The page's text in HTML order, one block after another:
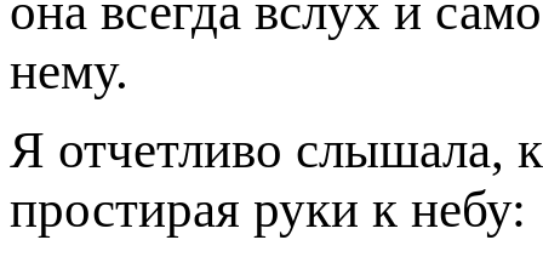
нему.
Я отчетливо слышала,
простирая руки к небу: